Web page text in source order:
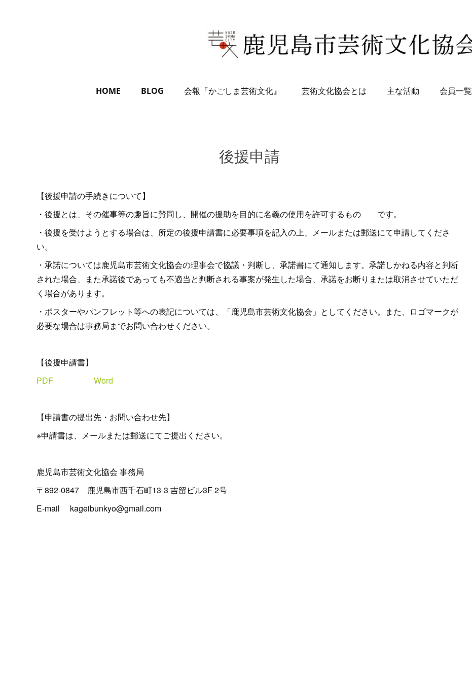
HOME BLOG 会報『かごしま芸術文化』 芸術文化協会とは 主な活動 会員一覧
後援申請
【後援申請の手続きについて】
・後援とは、その催事等の趣旨に賛同し、開催の援助を目的に名義の使用を許可するもの です。
・後援を受けようとする場合は、所定の後援申請書に必要事項を記入の上、メールまたは郵送にて申請してくださ
い。
・承諾については鹿児島市芸術文化協会の理事会で協議・判断し、承諾書にて通知します。承諾しかねる内容と判断
された場合、また承諾後であっても不適当と判断される事案が発生した場合、承諾をお断りまたは取消させていただ
く場合があります。
・ポスターやパンフレット等への表記については、「鹿児島市芸術文化協会」としてください。また、ロゴマークが
必要な場合は事務局までお問い合わせください。
【後援申請書】
PDF
Word
【申請書の提出先・お問い合わせ先】
※申請書は、メールまたは郵送にてご提出ください。
鹿児島市芸術文化協会 事務局
〒892-0847 鹿児島市西千石町13-3 吉留ビル3F 2号
E-mail kageibunkyo@gmail.com